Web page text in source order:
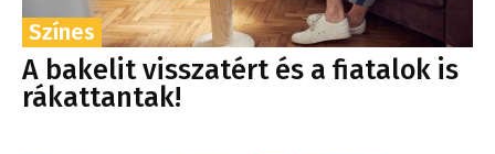
Színes
A bakelit visszatért és a fiatalok is
rákattantak!